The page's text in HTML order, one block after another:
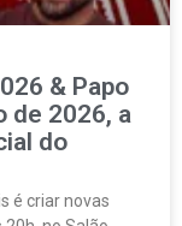
& Papo
de 2026, a
do
é criar novas